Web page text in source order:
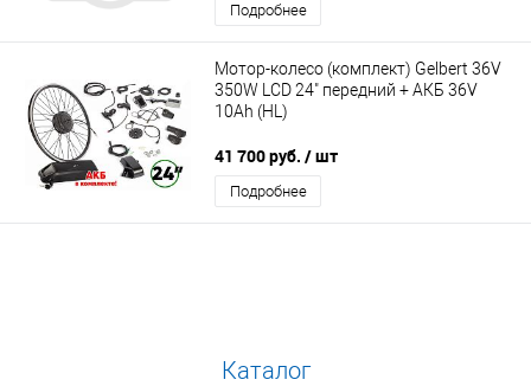
Подробнее
Мотор-колесо (комплект) Gelbert 36V
350W LCD 24" передний + АКБ 36V
10Ah (HL)
41 700 руб. / шт
Подробнее
Каталог